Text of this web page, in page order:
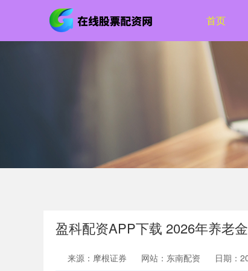
首页
盈科配资APP下载 2026年养老
来源：摩根证券 网站：东南配资 日期：